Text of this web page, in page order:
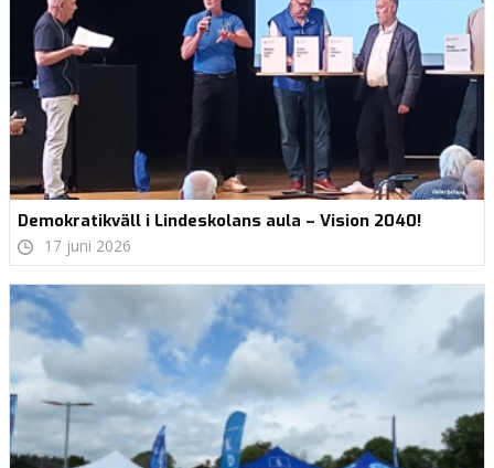
Demokratikväll i Lindeskolans aula – Vision 2040!
17 juni 2026